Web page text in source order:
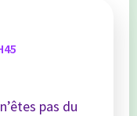
pas du